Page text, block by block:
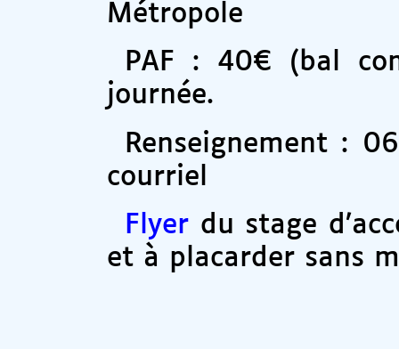
Métropole
PAF : 40€ (bal
journée.
Renseignement :
courriel
Flyer du stage
et à placarder sans